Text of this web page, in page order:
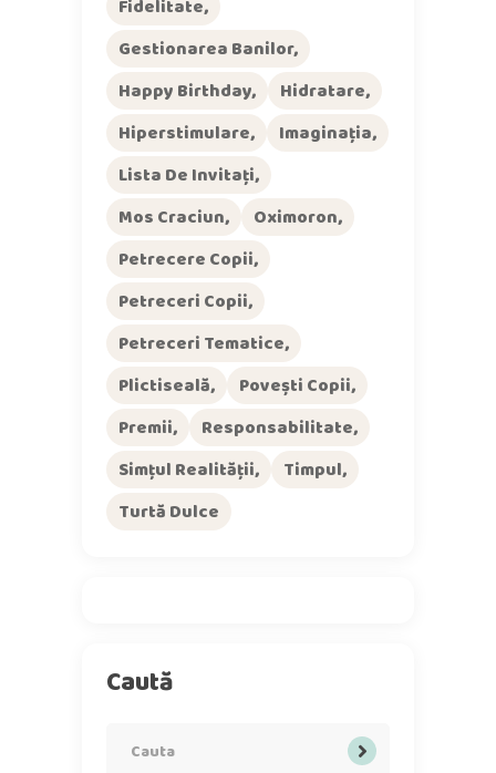
Fidelitate
Gestionarea Banilor
Happy Birthday
Hidratare
Hiperstimulare
Imaginația
Lista De Invitați
Mos Craciun
Oximoron
Petrecere Copii
Petreceri Copii
Petreceri Tematice
Plictiseală
Povești Copii
Premii
Responsabilitate
Simțul Realității
Timpul
Turtă Dulce
Caută
for: